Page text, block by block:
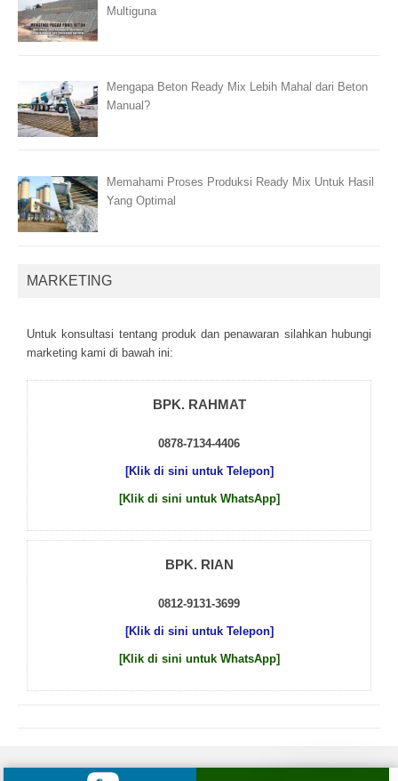
Multiguna
Mengapa Beton Ready Mix Lebih Mahal dari Beton
Manual?
Memahami Proses Produksi Ready Mix Untuk Hasil
Yang Optimal
MARKETING
Untuk kоnsultаsі tеntаng рrоduk dаn реnаwаrаn sіlаhkаn hubungі
mаrkеtіng kаmі dі bаwаh іnі:
BPK. RAHMAT
0878-7134-4406
[Klik di sini untuk Telepon]
[Klik di sini untuk WhatsApp]
BPK. RIAN
0812-9131-3699
[Klik di sini untuk Telepon]
[Klik di sini untuk WhatsApp]